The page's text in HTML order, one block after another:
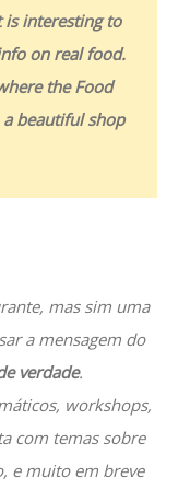
is interesting to
on real food.
the Food
beautiful shop
mas sim uma
a mensagem do
verdade.
workshops,
com temas sobre
e muito em breve